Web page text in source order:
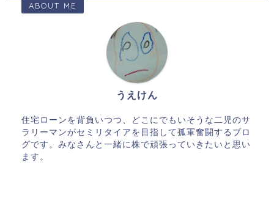
ABOUT ME
うえけん
住宅ローンを背負いつつ、どこにでもいそうな二児のサ
ラリーマンがセミリタイアを目指して孤軍奮闘するブロ
グです。みなさんと一緒に株で頑張っていきたいと思い
ます。